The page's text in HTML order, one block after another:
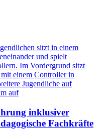
inklusiver
Fachkräfte